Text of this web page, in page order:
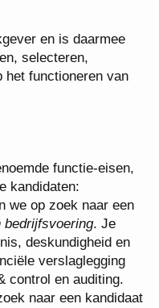
bestuurlijke
en is daarmee
functioneren van
functie-
onze kandidaten:
we op zoek naar
en bedrijfsvoering.
deskundigheid